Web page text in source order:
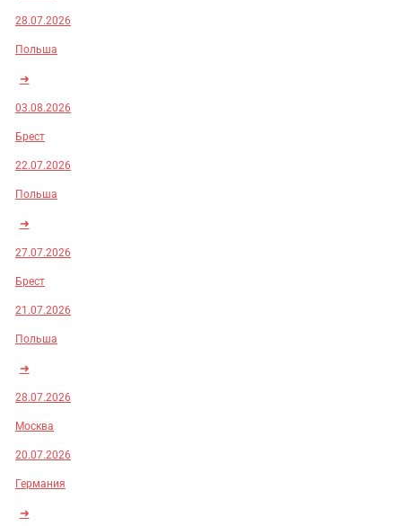
28.07.2026
Польша
➜
03.08.2026
Брест
22.07.2026
Польша
➜
27.07.2026
Брест
21.07.2026
Польша
➜
28.07.2026
Москва
20.07.2026
Германия
➜